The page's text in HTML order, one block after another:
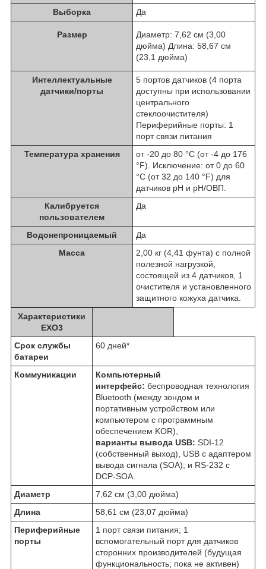
Выборка
Да
Размер
Диаметр: 7,62 см (3,00
дюйма) Длина: 58,67 см
(23,1 дюйма)
Интеллектуальные
датчики/порты
5 портов датчиков (4 порта
доступны при использовании
центрального
стеклоочистителя)
Периферийные порты: 1
порт связи питания
Температура хранения
от -20 до 80 °C (от -4 до 176
°F). Исключение: от 0 до 60
°C (от 32 до 140 °F) для
датчиков pH и pH/ОВП.
Калибруется
пользователем
Да
Водонепроницаемый
Да
Масса
2,00 кг (4,41 фунта) с полной
полезной нагрузкой,
состоящей из 4 датчиков, 1
очистителя и установленного
защитного кожуха датчика.
Характеристики
EXO3
Срок службы
батареи
60 дней*
Коммуникации
Компьютерный
интерфейс: беспроводная технология
Bluetooth (между зондом и
портативным устройством или
компьютером с программным
обеспечением KOR),
варианты вывода USB: SDI-12
(собственный выход), USB с адаптером
вывода сигнала (SOA); и RS-232 с
DCP-SOA.
Диаметр
7,62 см (3,00 дюйма)
Длина
58,61 см (23,07 дюйма)
Периферийные
порты
1 порт связи питания; 1
вспомогательный порт для датчиков
сторонних производителей (будущая
функциональность; пока не активен)